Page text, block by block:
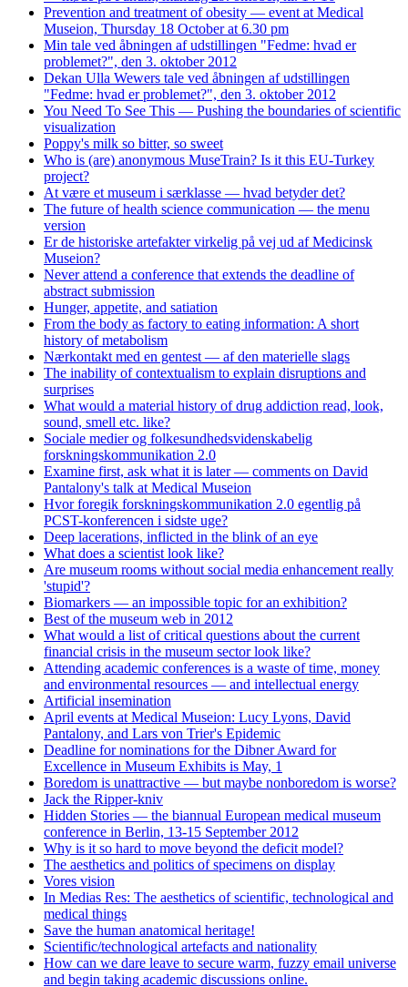
Prevention and treatment of obesity — event at Medical
Museion, Thursday 18 October at 6.30 pm
Min tale ved åbningen af udstillingen "Fedme: hvad er
problemet?", den 3. oktober 2012
Dekan Ulla Wewers tale ved åbningen af udstillingen
"Fedme: hvad er problemet?", den 3. oktober 2012
You Need To See This — Pushing the boundaries of scientific
visualization
Poppy's milk so bitter, so sweet
Who is (are) anonymous MuseTrain? Is it this EU-Turkey
project?
At være et museum i særklasse — hvad betyder det?
The future of health science communication — the menu
version
Er de historiske artefakter virkelig på vej ud af Medicinsk
Museion?
Never attend a conference that extends the deadline of
abstract submission
Hunger, appetite, and satiation
From the body as factory to eating information: A short
history of metabolism
Nærkontakt med en gentest — af den materielle slags
The inability of contextualism to explain disruptions and
surprises
What would a material history of drug addiction read, look,
sound, smell etc. like?
Sociale medier og folkesundhedsvidenskabelig
forskningskommunikation 2.0
Examine first, ask what it is later — comments on David
Pantalony's talk at Medical Museion
Hvor foregik forskningskommunikation 2.0 egentlig på
PCST-konferencen i sidste uge?
Deep lacerations, inflicted in the blink of an eye
What does a scientist look like?
Are museum rooms without social media enhancement really
'stupid'?
Biomarkers — an impossible topic for an exhibition?
Best of the museum web in 2012
What would a list of critical questions about the current
financial crisis in the museum sector look like?
Attending academic conferences is a waste of time, money
and environmental resources — and intellectual energy
Artificial insemination
April events at Medical Museion: Lucy Lyons, David
Pantalony, and Lars von Trier's Epidemic
Deadline for nominations for the Dibner Award for
Excellence in Museum Exhibits is May, 1
Boredom is unattractive — but maybe nonboredom is worse?
Jack the Ripper-kniv
Hidden Stories — the biannual European medical museum
conference in Berlin, 13-15 September 2012
Why is it so hard to move beyond the deficit model?
The aesthetics and politics of specimens on display
Vores vision
In Medias Res: The aesthetics of scientific, technological and
medical things
Save the human anatomical heritage!
Scientific/technological artefacts and nationality
How can we dare leave to secure warm, fuzzy email universe
and begin taking academic discussions online.